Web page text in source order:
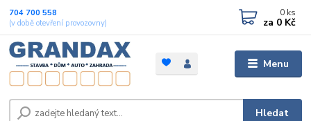
Menu
Hledat
704 700 558
(v době otevření provozovny)
0 ks
za 0 Kč